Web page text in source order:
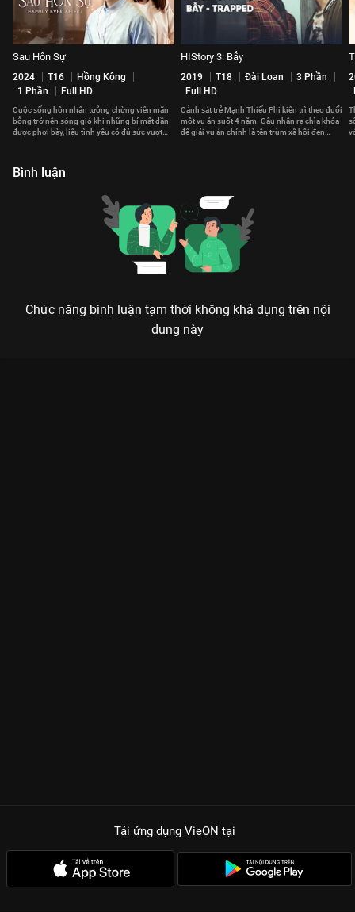
Sau Hôn Sự
2024 T16
Hồng Kông
1 Phần
Full HD
Cuộc sống hôn nhân tưởng chừng viên mãn
bỗng trở nên sóng gió khi những bí mật dần
được phơi bày, liệu tình yêu có đủ sức vượt
HIStory 3: Bẫy
2019 T18 Đài Loan
3 Phần
Full HD
Cảnh sát trẻ Mạnh Thiếu Phi kiên trì theo đuổi
một vụ án suốt 4 năm. Cậu nhận ra chìa khóa
để giải vụ án chính là tên trùm xã hội đen
Bình luận
Chức năng bình luận tạm thời không khả dụng trên nội
dung này
Tải ứng dụng VieON tại